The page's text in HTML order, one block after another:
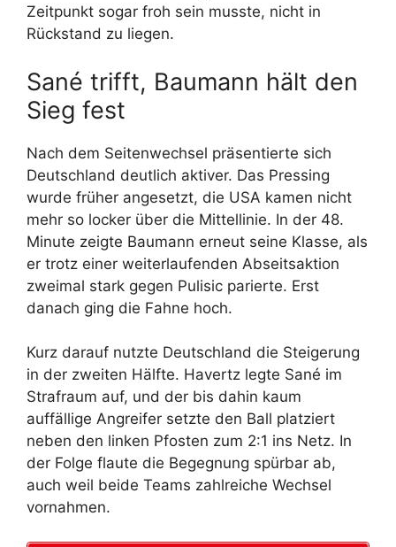
Zeitpunkt sogar froh sein musste, nicht in
Rückstand zu liegen.
Sané trifft, Baumann hält den
Sieg fest
Nach dem Seitenwechsel präsentierte sich
Deutschland deutlich aktiver. Das Pressing
wurde früher angesetzt, die USA kamen nicht
mehr so locker über die Mittellinie. In der 48.
Minute zeigte Baumann erneut seine Klasse, als
er trotz einer weiterlaufenden Abseitsaktion
zweimal stark gegen Pulisic parierte. Erst
danach ging die Fahne hoch.
Kurz darauf nutzte Deutschland die Steigerung
in der zweiten Hälfte. Havertz legte Sané im
Strafraum auf, und der bis dahin kaum
auffällige Angreifer setzte den Ball platziert
neben den linken Pfosten zum 2:1 ins Netz. In
der Folge flaute die Begegnung spürbar ab,
auch weil beide Teams zahlreiche Wechsel
vornahmen.